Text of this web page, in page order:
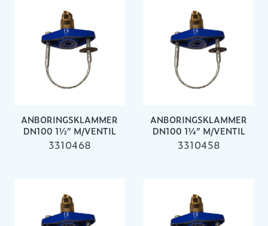
ANBORINGSKLAMMER
DN100 1½” M/VENTIL
3310468
ANBORINGSKLAMMER
DN100 1¼” M/VENTIL
3310458